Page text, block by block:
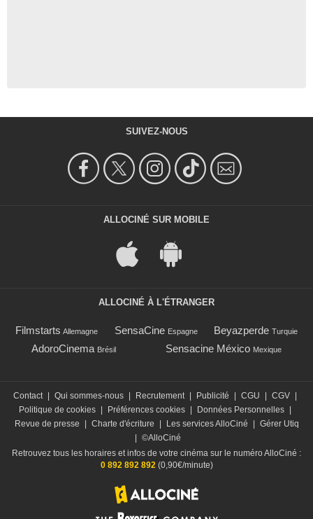
SUIVEZ-NOUS
ALLOCINÉ SUR MOBILE
ALLOCINÉ À L'ÉTRANGER
Filmstarts Allemagne SensaCine Espagne Beyazperde Turquie
AdoroCinema Brésil Sensacine México Mexique
Contact Qui sommes-nous Recrutement Publicité CGU CGV
Politique de cookies
Préférences cookies Données Personnelles
Revue de presse
Charte d'écriture Les services AlloCiné
Gérer Utiq
©AlloCiné
Retrouvez tous les horaires et infos de votre cinéma sur le numéro AlloCiné :
0 892 892 892(0,90€/minute)